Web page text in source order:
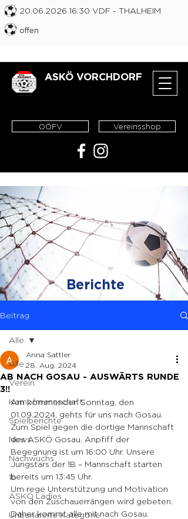
ASKÖ VORCHDORF
OÖFV Vereinsshop
20.06.2026 16:30 VDF - THALHEIM
offen
Berichte
Beitrag
Alle
Verein
Kampfmannschaft
Spielberichte
News
Nachwuchs
1b
ASKÖ Ladies
Unbenannte Kategorie
Alle
AB NACH GOSAU - AUSWÄRTS RUNDE
3!!
Anna Sattler
28. Aug. 2024
Am kommenden Sonntag, den
01.09.2024, gehts für uns nach Gosau.
Zum Spiel gegen die dortige Mannschaft
des ASKÖ Gosau. Anpfiff der
Begegnung ist um 16:00 Uhr. Unsere
Jungstars der 1B – Mannschaft starten
bereits um 13:45 Uhr.
Um rege Unterstützung und Motivation
von den Zuschauerrängen wird gebeten.
Daher kommt alle mit nach Gosau.